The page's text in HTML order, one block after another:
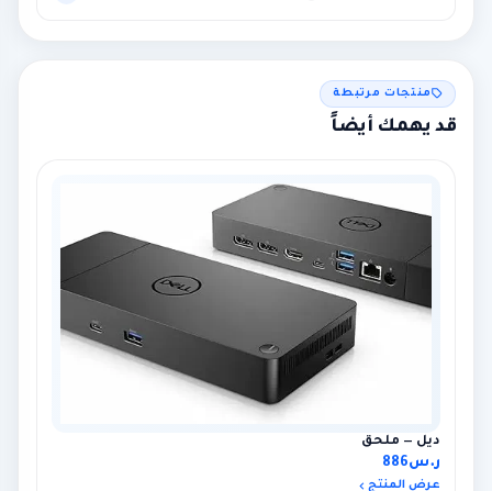
منتجات مرتبطة
قد يهمك أيضاً
ديل — ملحق
ر.س886
عرض المنتج